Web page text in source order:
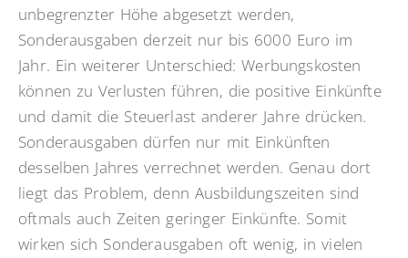
unbegrenzter Höhe abgesetzt werden,
Sonderausgaben derzeit nur bis 6000 Euro im
Jahr. Ein weiterer Unterschied: Werbungskosten
können zu Verlusten führen, die positive Einkünfte
und damit die Steuerlast anderer Jahre drücken.
Sonderausgaben dürfen nur mit Einkünften
desselben Jahres verrechnet werden. Genau dort
liegt das Problem, denn Ausbildungszeiten sind
oftmals auch Zeiten geringer Einkünfte. Somit
wirken sich Sonderausgaben oft wenig, in vielen